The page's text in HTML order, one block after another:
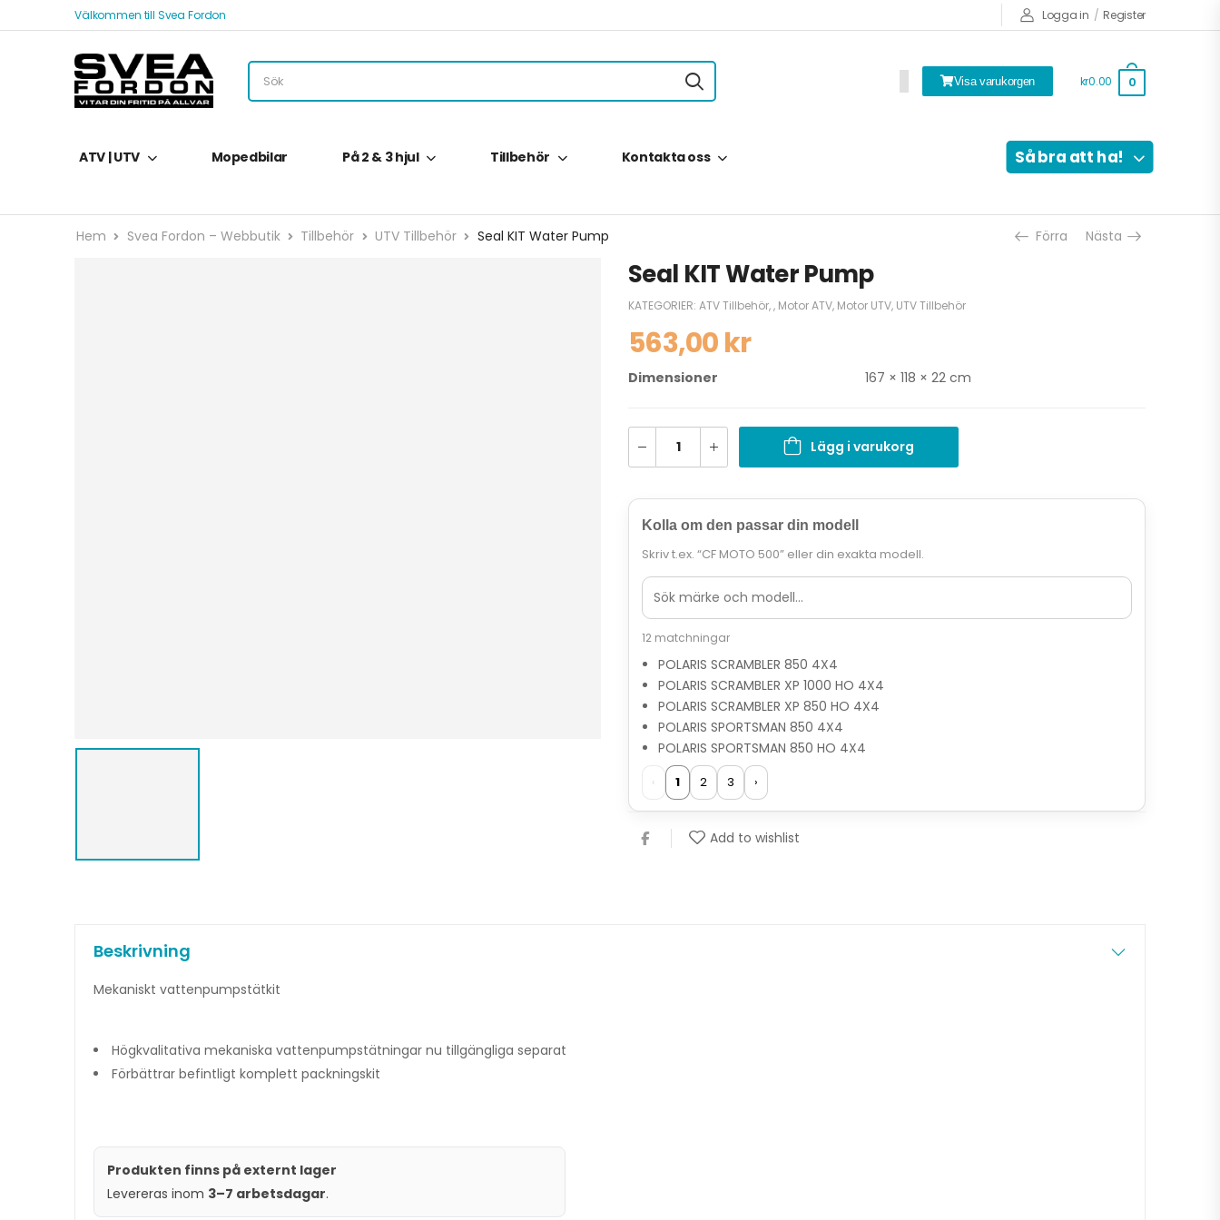
Välkommen till Svea Fordon Logga in / Register
Visa varukorgen kr0.00 0
ATV | UTV Mopedbilar På 2 & 3 hjul Tillbehör Kontakta oss Så bra att ha!
Hem Svea Fordon – Webbutik Tillbehör UTV Tillbehör Seal KIT Water Pump Förra Nästa
Seal KIT Water Pump
KATEGORIER: ATV Tillbehör,, Motor ATV, Motor UTV, UTV Tillbehör
563,00kr
Dimensioner 167 × 118 × 22 cm
Lägg i varukorg
Kolla om den passar din modell
Skriv t.ex. “CF MOTO 500” eller din exakta modell.
12 matchningar
POLARIS SCRAMBLER 850 4X4
POLARIS SCRAMBLER XP 1000 HO 4X4
POLARIS SCRAMBLER XP 850 HO 4X4
POLARIS SPORTSMAN 850 4X4
POLARIS SPORTSMAN 850 HO 4X4
‹ 1 2 3 ›
Add to wishlist
Beskrivning
Mekaniskt vattenpumpstätkit
Högkvalitativa mekaniska vattenpumpstätningar nu tillgängliga separat
Förbättrar befintligt komplett packningskit
Produkten finns på externt lager
Levereras inom 3–7 arbetsdagar.